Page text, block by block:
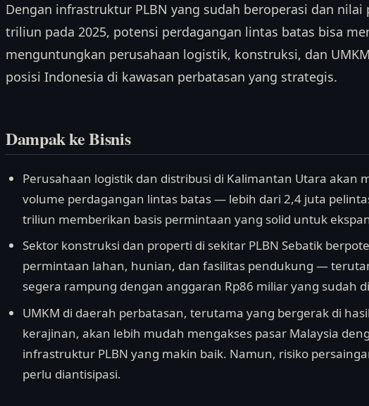
Dengan infrastruktur PLBN yang sudah beroperasi dan nilai
triliun pada 2025, potensi perdagangan lintas batas bisa
menguntungkan perusahaan logistik, konstruksi, dan
posisi Indonesia di kawasan perbatasan yang strategis.
Dampak ke Bisnis
Perusahaan logistik dan distribusi di Kalimantan Utara akan
volume perdagangan lintas batas — lebih dari 2,4 juta
triliun memberikan basis permintaan yang solid untuk
Sektor konstruksi dan properti di sekitar PLBN Sebatik
permintaan lahan, hunian, dan fasilitas pendukung —
segera rampung dengan anggaran Rp86 miliar yang sudah
UMKM di daerah perbatasan, terutama yang bergerak di
kerajinan, akan lebih mudah mengakses pasar Malaysia
infrastruktur PLBN yang makin baik. Namun, risiko
perlu diantisipasi.